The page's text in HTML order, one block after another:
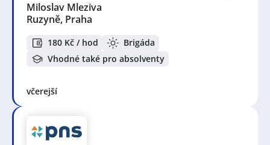
Miloslav Mleziva
Ruzyně, Praha
180 Kč / hod
Brigáda
Vhodné také pro absolventy
včerejší